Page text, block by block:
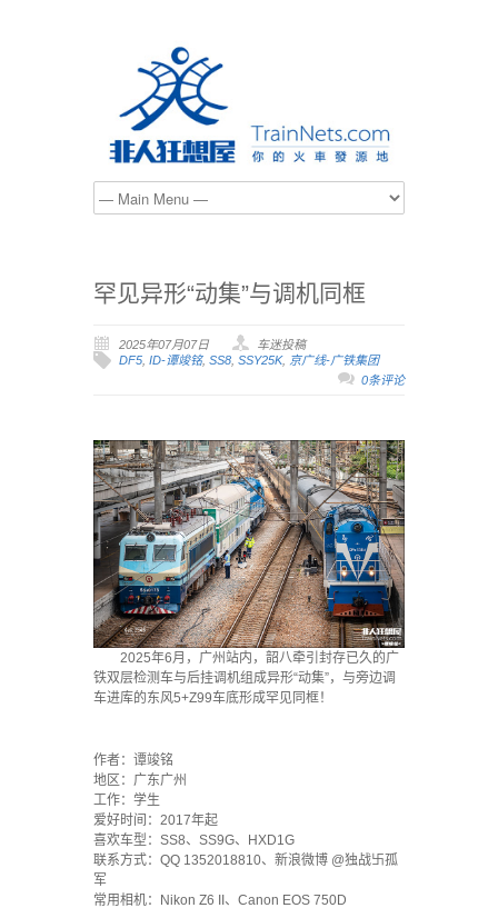
罕见异形“动集”与调机同框
2025年07月07日
车迷投稿
DF5, ID-谭竣铭, SS8, SSY25K, 京广线-广铁集团
0条评论
2025年6月，广州站内，韶八牵引封存已久的广
铁双层检测车与后挂调机组成异形“动集”，与旁边调
车进库的东风5+Z99车底形成罕见同框！
作者：谭竣铭
地区：广东广州
工作：学生
爱好时间：2017年起
喜欢车型：SS8、SS9G、HXD1G
联系方式：QQ 1352018810、新浪微博 @独战卐孤
军
常用相机：Nikon Z6 II、Canon EOS 750D